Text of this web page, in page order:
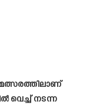
വെച്ച് നടന്ന